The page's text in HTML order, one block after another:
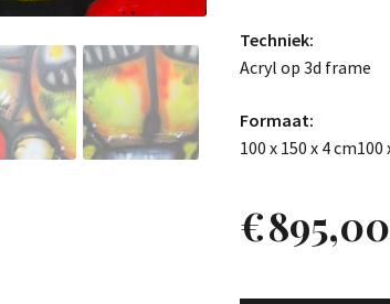
Techniek:
Acryl op 3d frame
Formaat:
100 x 150 x 4 cm100
€895,00